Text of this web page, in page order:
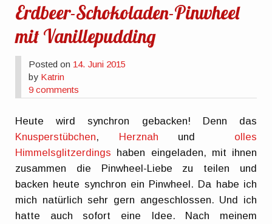
Erdbeer-Schokoladen-Pinwheel
mit Vanillepudding
Posted on 14. Juni 2015
by Katrin
9 comments
Heute wird synchron gebacken! Denn das
Knusperstübchen, Herznah und olles
Himmelsglitzerdings haben eingeladen, mit ihnen
zusammen die Pinwheel-Liebe zu teilen und
backen heute synchron ein Pinwheel. Da habe ich
mich natürlich sehr gern angeschlossen. Und ich
hatte auch sofort eine Idee. Nach meinem